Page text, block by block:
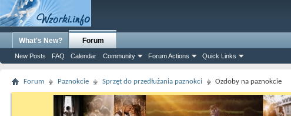
What's New? Forum
New Posts FAQ Calendar Community Forum Actions Quick Links
Forum Paznokcie Sprzęt do przedłużania paznokci Ozdoby na paznokcie